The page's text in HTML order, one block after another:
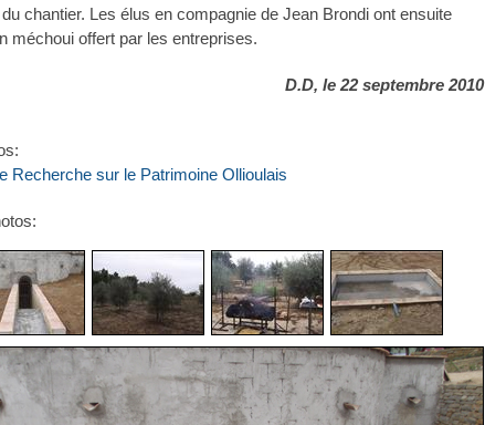
chantier. Les élus en compagnie de Jean Brondi ont ensuite
méchoui offert par les entreprises.
D.D, le 22 septembre 2010
Recherche sur le Patrimoine Ollioulais